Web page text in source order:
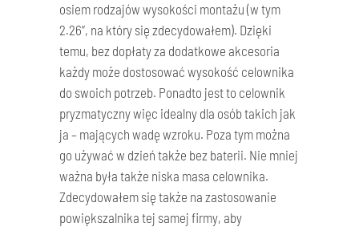
osiem rodzajów wysokości montażu (w tym
2.26”, na który się zdecydowałem). Dzięki
temu, bez dopłaty za dodatkowe akcesoria
każdy może dostosować wysokość celownika
do swoich potrzeb. Ponadto jest to celownik
pryzmatyczny więc idealny dla osób takich jak
ja – mających wadę wzroku. Poza tym można
go używać w dzień także bez baterii. Nie mniej
ważna była także niska masa celownika.
Zdecydowałem się także na zastosowanie
powiększalnika tej samej firmy, aby